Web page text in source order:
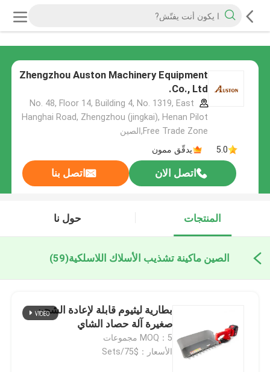
Zhengzhou Auston Machinery Equipment
Co., Ltd.
No. 48, Floor 14, Building 4, No. 1319, East
Hanghai Road, Zhengzhou (jingkai), Henan Pilot
Free Trade Zone,الصين
5.0
يدقّق ممون
اتصل الان اتصل بنا
المنتجات حول نا
الصين ماكينة تشذيب الأسلاك اللاسلكية(59)
بطارية ليثيوم قابلة لإعادة الشحن
صغيرة آلة حصاد الشاي
MOQ：5 مجموعات
الأسعار：$75/Sets